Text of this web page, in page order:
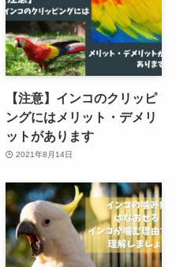
【注意】インコのクリッピ
ングにはメリット・デメリ
ットがあります
2021年8月14日